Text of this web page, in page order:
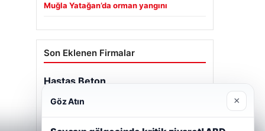
Muğla Yatağan’da orman yangını
Son Eklenen Firmalar
Göz Atın ×